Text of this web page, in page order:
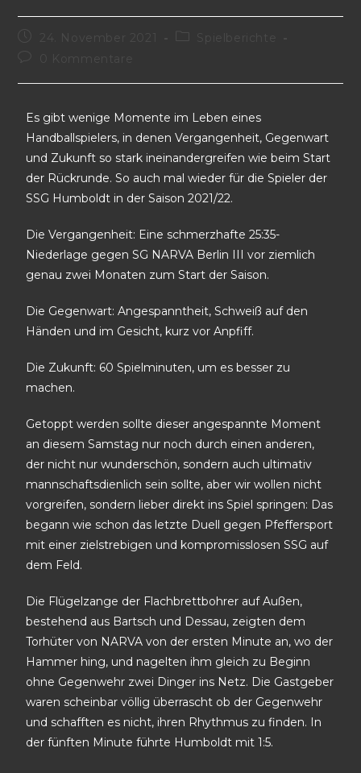
24. November 2021
Spielberichte
0 Kommentare
Es gibt wenige Momente im Leben eines
Handballspielers, in denen Vergangenheit, Gegenwart
und Zukunft so stark ineinandergreifen wie beim Start
der Rückrunde. So auch mal wieder für die Spieler der
SSG Humboldt in der Saison 2021/22.
Die Vergangenheit: Eine schmerzhafte 25:35-
Niederlage gegen SG NARVA Berlin III vor ziemlich
genau zwei Monaten zum Start der Saison.
Die Gegenwart: Angespanntheit, Schweiß auf den
Händen und im Gesicht, kurz vor Anpfiff.
Die Zukunft: 60 Spielminuten, um es besser zu
machen.
Getoppt werden sollte dieser angespannte Moment
an diesem Samstag nur noch durch einen anderen,
der nicht nur wunderschön, sondern auch ultimativ
mannschaftsdienlich sein sollte, aber wir wollen nicht
vorgreifen, sondern lieber direkt ins Spiel springen: Das
begann wie schon das letzte Duell gegen Pfeffersport
mit einer zielstrebigen und kompromisslosen SSG auf
dem Feld.
Die Flügelzange der Flachbrettbohrer auf Außen,
bestehend aus Bartsch und Dessau, zeigten dem
Torhüter von NARVA von der ersten Minute an, wo der
Hammer hing, und nagelten ihm gleich zu Beginn
ohne Gegenwehr zwei Dinger ins Netz. Die Gastgeber
waren scheinbar völlig überrascht ob der Gegenwehr
und schafften es nicht, ihren Rhythmus zu finden. In
der fünften Minute führte Humboldt mit 1:5.